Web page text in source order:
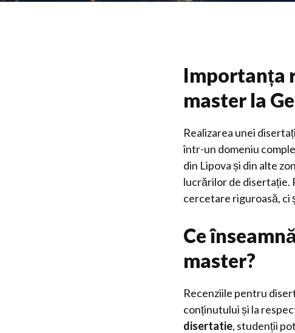
Importanța
master la
Realizarea unei
într-un domeniu
din Lipova și din alte
lucrărilor de disertație.
cercetare riguroasă, ci
Ce
master?
Recenziile pentru
conținutului și la
disertatie, studenții